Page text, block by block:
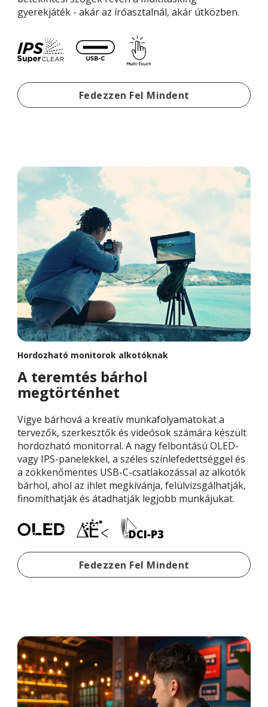
gyerekjáték - akár az íróasztalnál, akár útközben.
Fedezzen Fel MindentHordozható Monitorok
Hordozható monitorok alkotóknak
A teremtés bárhol
megtörténhet
Vigye bárhová a kreatív munkafolyamatokat a
tervezők, szerkesztők és videósok számára készült
hordozható monitorral. A nagy felbontású OLED-
vagy IPS-panelekkel, a széles színlefedettséggel és
a zökkenőmentes USB-C-csatlakozással az alkotók
bárhol, ahol az ihlet megkívánja, felülvizsgálhatják,
finomíthatják és átadhatják legjobb munkájukat.
Fedezzen Fel MindentHordozható Monitorok